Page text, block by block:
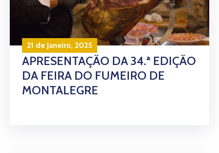
21 de Janeiro, 2025
APRESENTAÇÃO DA 34.ª EDIÇÃO
DA FEIRA DO FUMEIRO DE
MONTALEGRE